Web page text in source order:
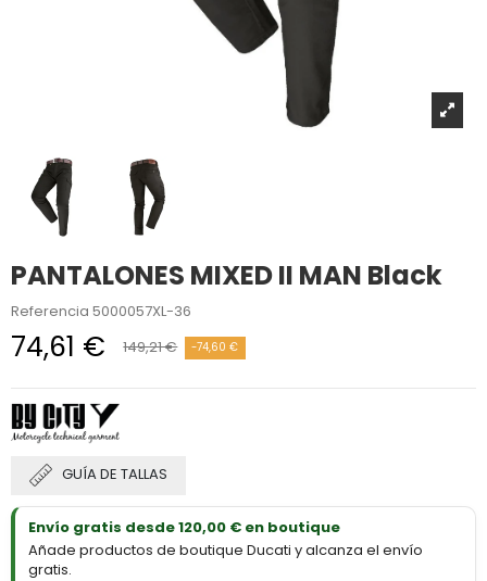
PANTALONES MIXED II MAN Black
Referencia 5000057XL-36
74,61 € 149,21 € -74,60 €
GUÍA DE TALLAS
Envío gratis desde 120,00 € en boutique
Añade productos de boutique Ducati y alcanza el envío
gratis.